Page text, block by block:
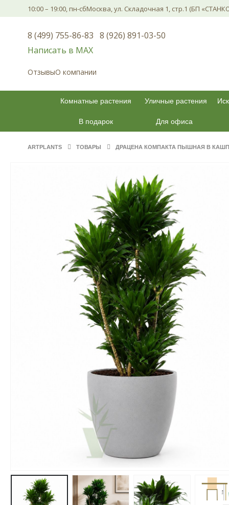
10:00 – 19:00, пн-сбМосква, ул. Складочная 1, стр.1 (БП
8 (499) 755-86-83 8 (926) 891-03-50
Написать в МАХ
ОтзывыО компании
Комнатные растения Уличные растения
В подарок Для офиса
ARTPLANTS ТОВАРЫ ДРАЦЕНА КОМПАКТА ПЫШНАЯ В